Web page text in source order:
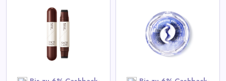
Selbstklebende Wimpern
View All Sace Lady Deals
SHOP NOW